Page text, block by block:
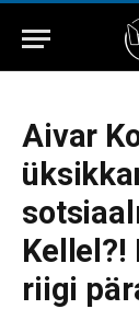
Aivar
Kellel?!
riigi